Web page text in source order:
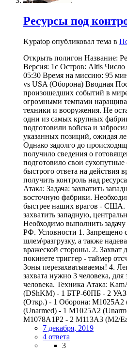
Ресурсы под
Kypatop опубликовал тема в
Открыть полигон Название:
Версия: 1c Остров: Altis Число
05:30 Время на миссию: 95
vs USA (Оборона) Вводная
произошедших событий в
огромными темпами
техники и вооружения. Не
одни из самых крупных
подготовили войска и
указанных позиций, ожидая
Однако задолго до
получило сведения о
подготовило свои
быстрого ответа на действия
получить контроль над
Атака: Задача: захватить
восточную фабрики.
быстрее наших врагов - США.
захватить западную,
Необходимо выполнить
РФ. Условности 1. Запрещено
шлем\разгрузку, а также
вражеской стороны. 2. Захват
покинете триггер - таймер
Зоны перезахватываемы! 4.
захвата нужно 3 человека,
человека. Техника Атака:
(DShKM) - 1 БТР-60ПБ - 2
(Откр.) - 1 Оборона: M1025A2
(Unarmed) - 1 M1025A2
M1078A1P2 - 2 M113A3 (M2/
7 декабря, 2019
4 ответа
3